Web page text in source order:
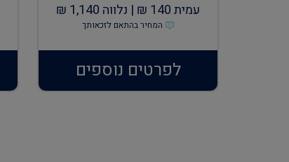
עמית140
₪ | נלווה 1,140
₪
המחיר בהתאם לזכאותך
לפרטים נוספים